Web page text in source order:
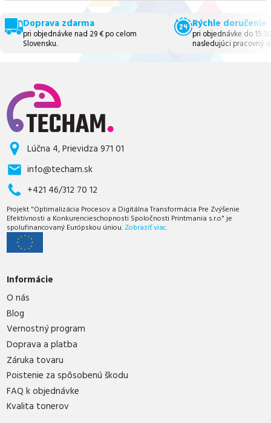
Doprava zdarma
pri objednávke nad 29 € po celom
Slovensku.
Rýchle doručenie
pri objednávke do
nasledujúci pracovný
Lúčna 4, Prievidza 971 01
info@techam.sk
+421 46/312 70 12
Projekt "Optimalizácia Procesov a Digitálna Transformácia Pre Zvýšenie
Efektívnosti a Konkurencieschopnosti Spoločnosti Printmania s.r.o" je
spolufinancovaný Európskou úniou. Zobraziť viac.
Informácie
O nás
Blog
Vernostný program
Doprava a platba
Záruka tovaru
Poistenie za spôsobenú škodu
FAQ k objednávke
Kvalita tonerov